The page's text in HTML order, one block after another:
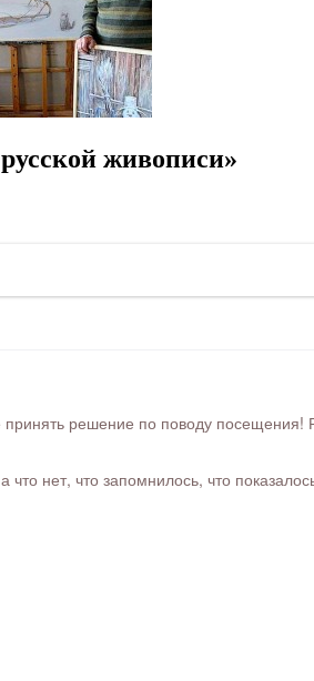
живописи»
решение по поводу посещения!
нет, что запомнилось, что